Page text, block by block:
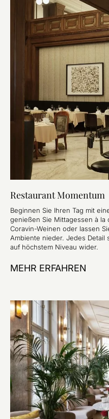
Restaurant Momentum
Beginnen Sie Ihren Tag mit
genießen Sie Mittagessen à
Coravin-Weinen oder lassen
Ambiente nieder. Jedes Detail
auf höchstem Niveau wider.
MEHR ERFAHREN